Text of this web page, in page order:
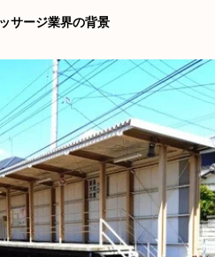
サージ業界の背景